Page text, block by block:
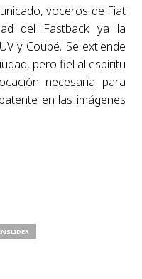
voceros de Fiat
del Fastback ya la
y Coupé. Se extiende
pero fiel al espíritu
necesaria para
en las imágenes